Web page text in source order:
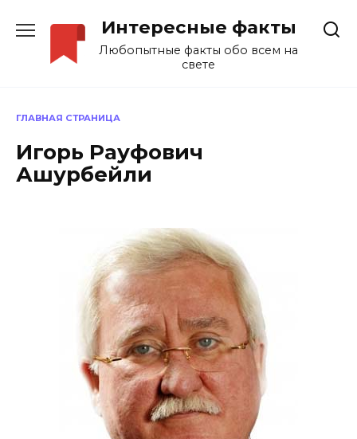
содержанию
Интересные факты
Любопытные факты обо всем на
свете
ГЛАВНАЯ СТРАНИЦА
Игорь Рауфович
Ашурбейли